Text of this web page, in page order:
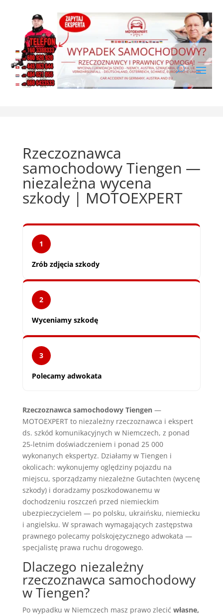
Rzeczoznawca
samochodowy Tiengen —
niezależna wycena
szkody | MOTOEXPERT
1
Zrób zdjęcia szkody
2
Wyceniamy szkodę
3
Polecamy adwokata
Rzeczoznawca samochodowy Tiengen—
MOTOEXPERT to niezależny rzeczoznawca i ekspert
ds. szkód komunikacyjnych w Niemczech, z ponad
25-letnim doświadczeniem i ponad 25 000
wykonanych ekspertyz. Działamy w Tiengen i
okolicach: wykonujemy oględziny pojazdu na
miejscu, sporządzamy niezależne Gutachten (wycenę
szkody) i doradzamy poszkodowanemu w
dochodzeniu roszczeń przed niemieckim
ubezpieczycielem — po polsku, ukraińsku, niemiecku
i angielsku. W sprawach wymagających zastępstwa
prawnego polecamy polskojęzycznego adwokata —
specjalistę prawa ruchu drogowego.
Dlaczego niezależny
rzeczoznawca samochodowy
w Tiengen?
Po wypadku w Niemczech masz prawo zlecić własne,